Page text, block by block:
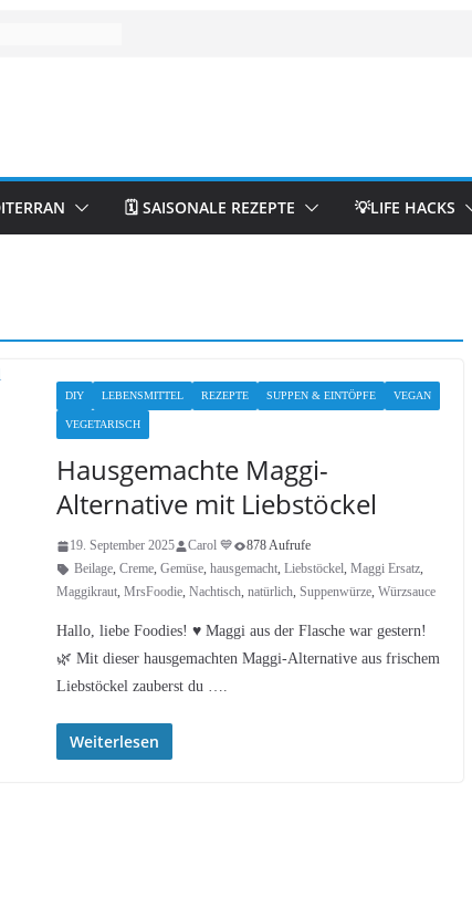
🗓️ SAISONALE REZEPTE 💡LIFE HACKS
DIY LEBENSMITTEL REZEPTE SUPPEN & EINTÖPFE VEGAN
VEGETARISCH
Hausgemachte Maggi-
Alternative mit Liebstöckel
19. September 2025 Carol 💙
878 Aufrufe
Beilage, Creme, Gemüse, hausgemacht, Liebstöckel, Maggi Ersatz,
Maggikraut, MrsFoodie, Nachtisch, natürlich, Suppenwürze, Würzsauce
Hallo, liebe Foodies! ♥︎ Maggi aus der Flasche war gestern!
🌿 Mit dieser hausgemachten Maggi-Alternative aus frischem
Liebstöckel zauberst du ….
Weiterlesen